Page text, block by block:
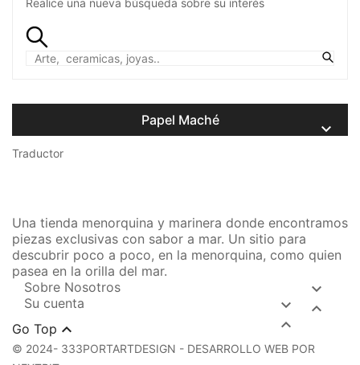
Realice una nueva búsqueda sobre su interés
Papel Maché 
Traductor
Una tienda menorquina y marinera donde encontramos
piezas exclusivas con sabor a mar. Un sitio para
descubrir poco a poco, en la menorquina, como quien
pasea en la orilla del mar.
Sobre Nosotros


Su cuenta


Go Top 
© 2024- 333PORTARTDESIGN - DESARROLLO WEB POR